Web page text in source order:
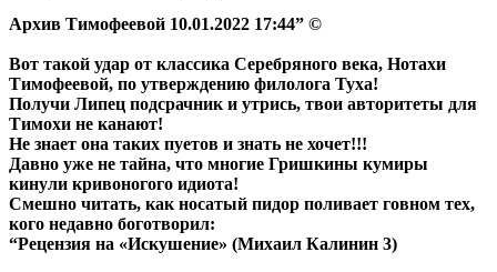
Архив Тимофеевой 10.01.2022 17:44” ©
Вот такой удар от классика Серебряного века, Нотахи
Тимофеевой, по утверждению филолога Туха!
Получи Липец подсрачник и утрись, твои авторитеты для
Тимохи не канают!
Не знает она таких пуетов и знать не хочет!!!
Давно уже не тайна, что многие Гришкины кумиры
кинули кривоногого идиота!
Смешно читать, как носатый пидор поливает говном тех,
кого недавно боготворил:
“Рецензия на «Искушение» (Михаил Калинин 3)